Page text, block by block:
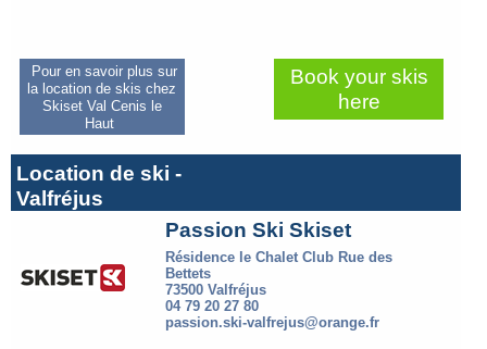
Pour en savoir plus sur
la location de skis chez
Skiset Val Cenis le
Haut
Book your skis
here
Location de ski -
Valfréjus
Passion Ski Skiset
Résidence le Chalet Club Rue des
Bettets
73500 Valfréjus
04 79 20 27 80
passion.ski-valfrejus@orange.fr